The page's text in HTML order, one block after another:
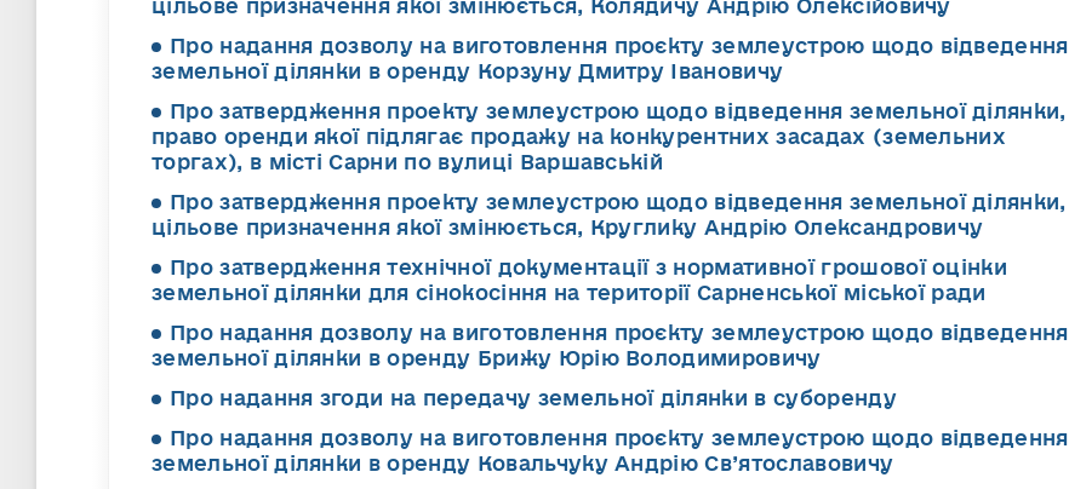
цільове призначення якої змінюється, Колядичу Андрію Олексійовичу
Про надання дозволу на виготовлення проєкту землеустрою щодо відведення
земельної ділянки в оренду Корзуну Дмитру Івановичу
Про затвердження проекту землеустрою щодо відведення земельної ділянки,
право оренди якої підлягає продажу на конкурентних засадах (земельних
торгах), в місті Сарни по вулиці Варшавській
Про затвердження проекту землеустрою щодо відведення земельної ділянки,
цільове призначення якої змінюється, Круглику Андрію Олександровичу
Про затвердження технічної документації з нормативної грошової оцінки
земельної ділянки для сінокосіння на території Сарненської міської ради
Про надання дозволу на виготовлення проєкту землеустрою щодо відведення
земельної ділянки в оренду Брижу Юрію Володимировичу
Про надання згоди на передачу земельної ділянки в суборенду
Про надання дозволу на виготовлення проєкту землеустрою щодо відведення
земельної ділянки в оренду Ковальчуку Андрію Св’ятославовичу